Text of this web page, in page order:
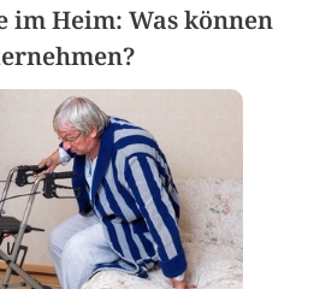
im Heim: Was können